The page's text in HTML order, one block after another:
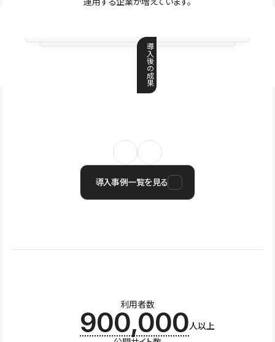
導
入
後
の
成
果
導入事例一覧を見る
利用者数
900,000人以上